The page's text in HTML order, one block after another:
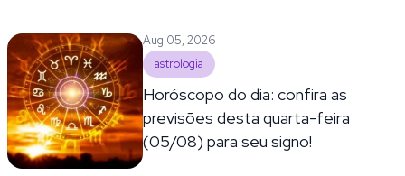
Aug 05, 2026
astrologia
Horóscopo do dia: confira as
previsões desta quarta-feira
(05/08) para seu signo!